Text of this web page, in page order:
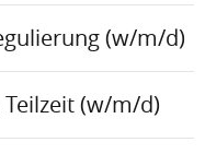
(w/m/d)
(w/m/d)